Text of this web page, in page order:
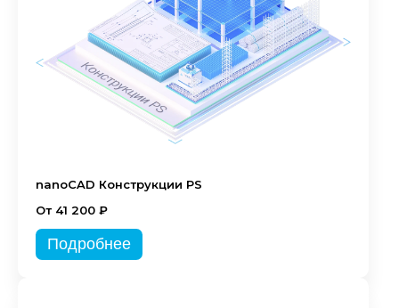
nanoCAD Конструкции PS
От 41 200 ₽
Подробнее